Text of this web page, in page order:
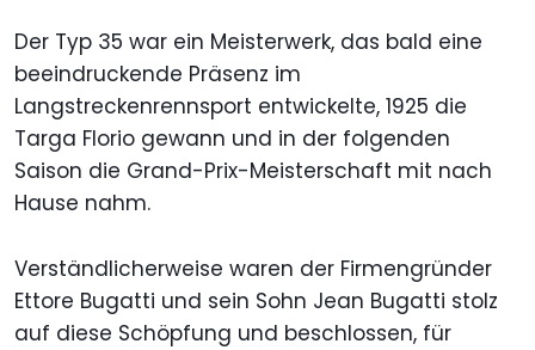
Der Typ 35 war ein Meisterwerk, das bald eine
beeindruckende Präsenz im
Langstreckenrennsport entwickelte, 1925 die
Targa Florio gewann und in der folgenden
Saison die Grand-Prix-Meisterschaft mit nach
Hause nahm.
Verständlicherweise waren der Firmengründer
Ettore Bugatti und sein Sohn Jean Bugatti stolz
auf diese Schöpfung und beschlossen, für